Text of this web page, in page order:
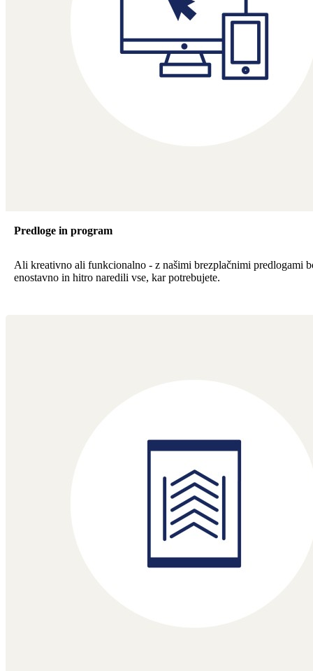
Predloge in program
Ali kreativno ali funkcionalno - z našimi brezplačnimi predlogami
enostavno in hitro naredili vse, kar potrebujete.